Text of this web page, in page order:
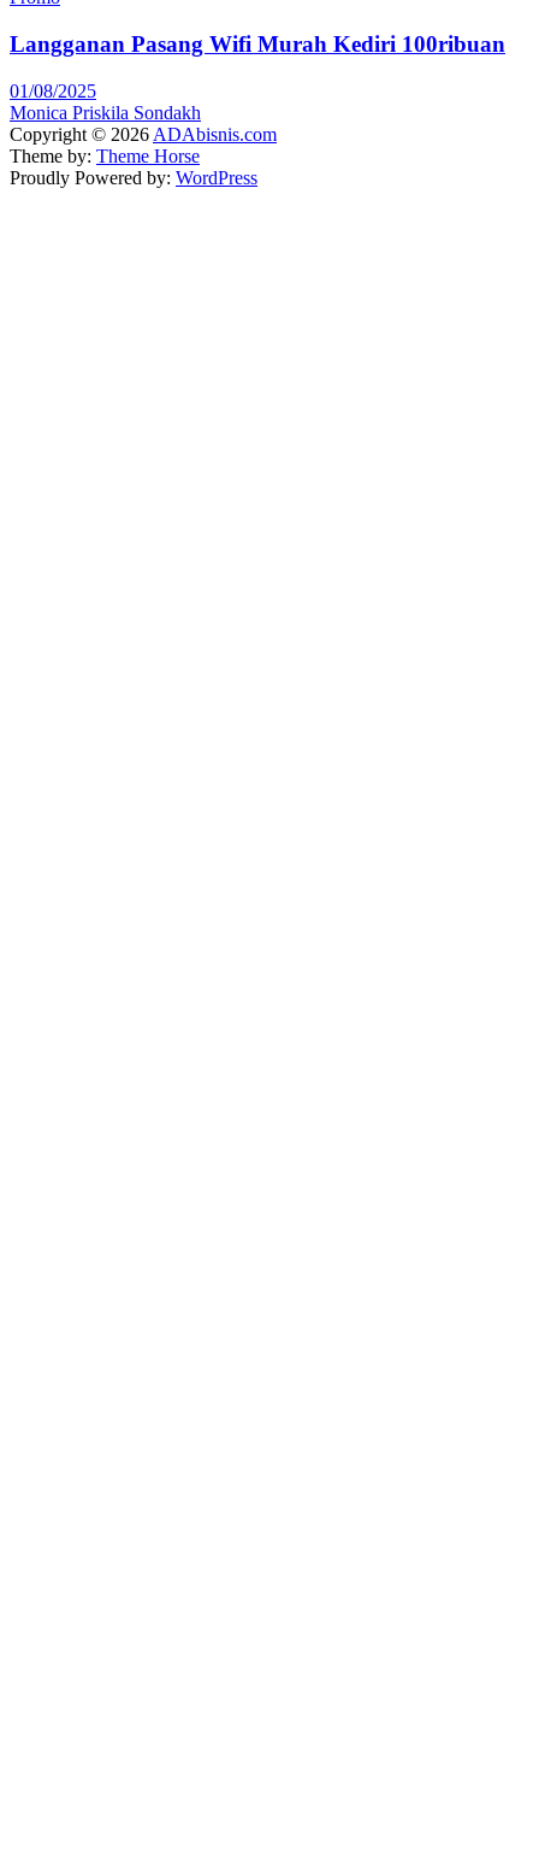
Langganan Pasang Wifi Murah Kediri 100ribuan
01/08/2025
Monica Priskila Sondakh
Copyright © 2026 ADAbisnis.com
Theme by: Theme Horse
Proudly Powered by: WordPress